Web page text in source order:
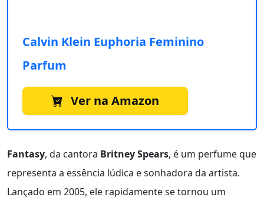
Calvin Klein Euphoria Feminino
Parfum
Ver na Amazon
Fantasy, da cantora Britney Spears, é um perfume que
representa a essência lúdica e sonhadora da artista.
Lançado em 2005, ele rapidamente se tornou um